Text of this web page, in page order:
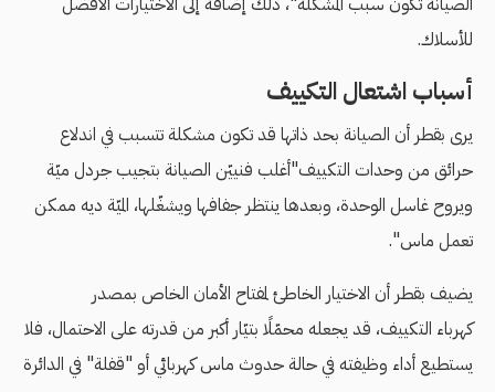
للأسلاك.
أسباب اشتعال التكييف
يرى بقطر أن الصيانة بحد ذاتها قد تكون مشكلة تتسبب في اندلاع
حرائق من وحدات التكييف"أغلب فنييّن الصيانة بتجيب جردل ميّة
ويروح غاسل الوحدة، وبعدها ينتظر جفافها ويشغّلها، الميّة ديه ممكن
تعمل ماس".
يضيف بقطر أن الاختيار الخاطئ لمفتاح الأمان الخاص بمصدر
كهرباء التكييف، قد يجعله محمّلًا بتيّار أكبر من قدرته على الاحتمال، فلا
يستطيع أداء وظيفته في حالة حدوث ماس كهربائي أو "قفلة" في الدائرة